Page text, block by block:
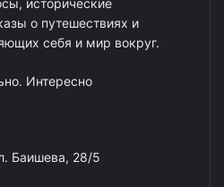
исторические
о путешествиях и
себя и мир вокруг.
Интересно
Баишева, 28/5